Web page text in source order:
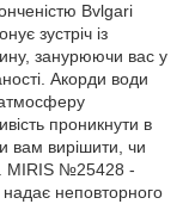
Bvlgari
зустріч із
занурюючи вас у
Акорди води
проникнути в
вам вирішити, чи
MIRIS №25428 -
неповторного